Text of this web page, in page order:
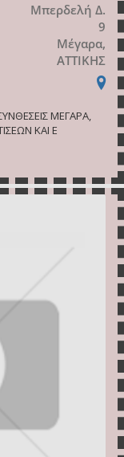
Μπερδελή Δ.
9
Μέγαρα,
ΑΤΤΙΚΗΣ
ΜΕΓΑΡΑ,
ΚΑΙ Ε